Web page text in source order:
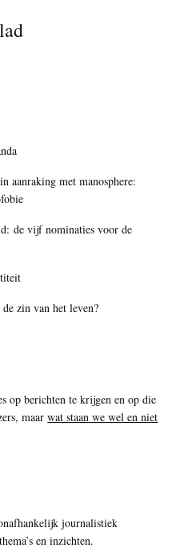
aanraking met manosphere:
de vijf nominaties voor de
zin van het leven?
op berichten te krijgen en op die
maarwat staan we wel en niet
journalistiek
en inzichten.